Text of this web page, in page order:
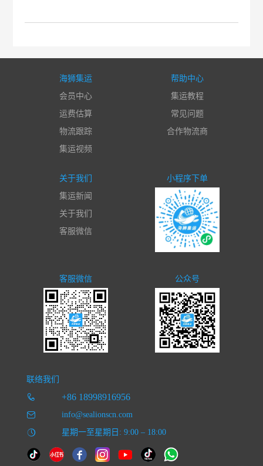
海狮集运
会员中心
运费估算
物流跟踪
集运视频
帮助中心
集运教程
常见问题
合作物流商
关于我们
集运新闻
关于我们
客服微信
小程序下单
客服微信 公众号
联络我们
+86 18998916956
info@sealionscn.com
星期一至星期日: 9:00 – 18:00